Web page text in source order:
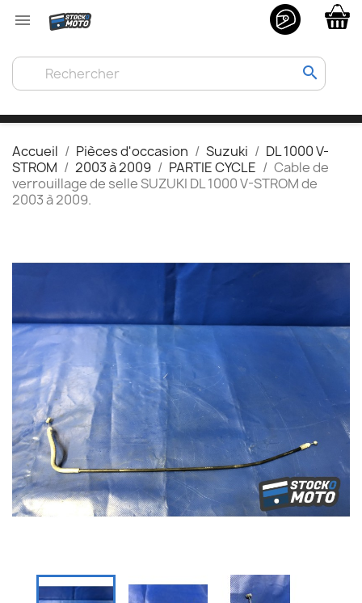

search
Accueil Pièces d'occasion Suzuki
DL 1000 V-
STROM
2003 à 2009 PARTIE CYCLE
Cable de
verrouillage de selle SUZUKI DL 1000 V-STROM de
2003 à 2009.